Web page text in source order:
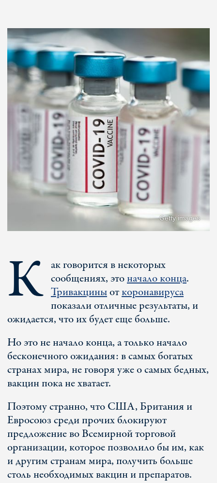
Getty images
К ак говорится в некоторых
сообщениях, этоначало конца.
Тривакциныоткоронавируса
показали отличные результаты, и
ожидается, что их будет еще больше.
Но это не начало конца, а только начало
бесконечного ожидания: в самых богатых
странах мира, не говоря уже о самых бедных,
вакцин пока не хватает.
Поэтому странно, что США, Британия и
Евросоюз среди прочих блокируют
предложение во Всемирной торговой
организации, которое позволило бы им, как
и другим странам мира, получить больше
столь необходимых вакцин и препаратов.